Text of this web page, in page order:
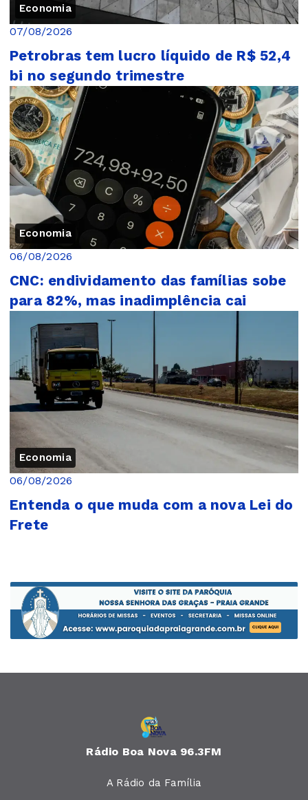
Economia
07/08/2026
Petrobras tem lucro líquido de R$ 52,4
bi no segundo trimestre
Economia
06/08/2026
CNC: endividamento das famílias sobe
para 82%, mas inadimplência cai
Economia
06/08/2026
Entenda o que muda com a nova Lei do
Frete
Rádio Boa Nova 96.3FM
A Rádio da Família